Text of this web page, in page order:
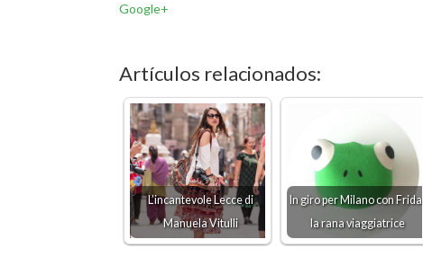
Google+
Artículos relacionados:
L’incantevole Lecce di
Manuela Vitulli
In giro per Milano con Frida,
la rana viaggiatrice